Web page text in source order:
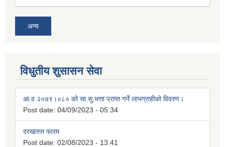
अन्य
विधुतीय शुसासन सेवा
आ.व.२०७९।०८० को सा.सु.भत्ता प्राप्त गर्ने लाभग्राहीको विवरण।
Post date: 04/09/2023 - 05:34
दरखास्त फारम
Post date: 02/08/2023 - 13:41